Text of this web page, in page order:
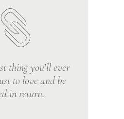
thing you’ll ever
to love and be
in return.